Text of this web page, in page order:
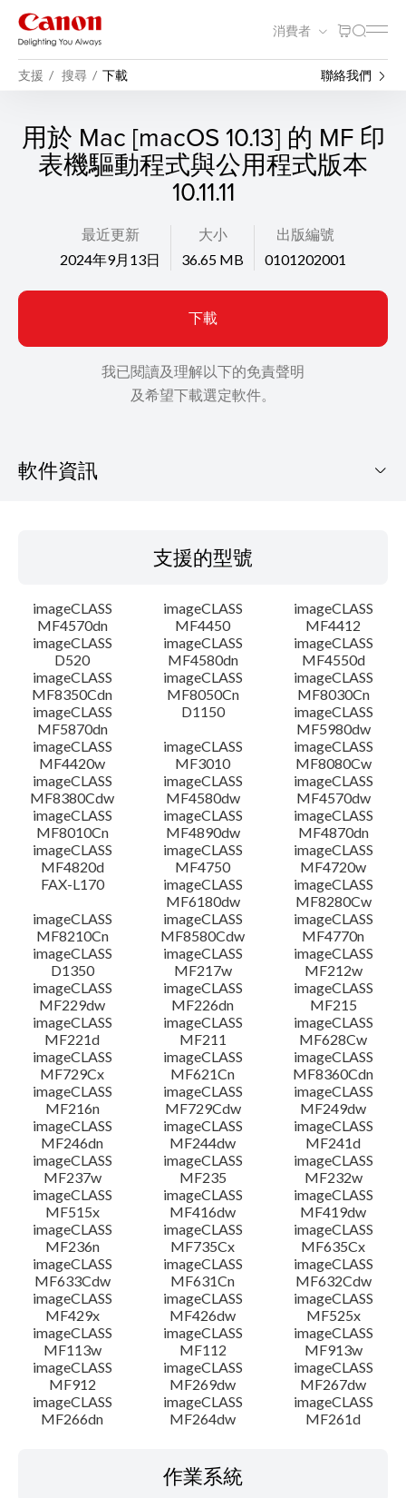
消費者
支援 搜尋 下載 聯絡我們
用於 Mac [macOS 10.13] 的 MF 印
表機驅動程式與公用程式版本
10.11.11
最近更新
2024年9月13日
大小
36.65 MB
出版編號
0101202001
下載
我已閱讀及理解以下的免責聲明
及希望下載選定軟件。
軟件資訊
語言
系統要求
設置說明
檔案資料
免責聲明
支援的型號
imageCLASS
MF4570dn
imageCLASS
MF4450
imageCLASS
MF4412
imageCLASS
D520
imageCLASS
MF4580dn
imageCLASS
MF4550d
imageCLASS
MF8350Cdn
imageCLASS
MF8050Cn
imageCLASS
MF8030Cn
imageCLASS
MF5870dn
D1150
imageCLASS
MF5980dw
imageCLASS
MF4420w
imageCLASS
MF3010
imageCLASS
MF8080Cw
imageCLASS
MF8380Cdw
imageCLASS
MF4580dw
imageCLASS
MF4570dw
imageCLASS
MF8010Cn
imageCLASS
MF4890dw
imageCLASS
MF4870dn
imageCLASS
MF4820d
imageCLASS
MF4750
imageCLASS
MF4720w
FAX-L170
imageCLASS
MF6180dw
imageCLASS
MF8280Cw
imageCLASS
MF8210Cn
imageCLASS
MF8580Cdw
imageCLASS
MF4770n
imageCLASS
D1350
imageCLASS
MF217w
imageCLASS
MF212w
imageCLASS
MF229dw
imageCLASS
MF226dn
imageCLASS
MF215
imageCLASS
MF221d
imageCLASS
MF211
imageCLASS
MF628Cw
imageCLASS
MF729Cx
imageCLASS
MF621Cn
imageCLASS
MF8360Cdn
imageCLASS
MF216n
imageCLASS
MF729Cdw
imageCLASS
MF249dw
imageCLASS
MF246dn
imageCLASS
MF244dw
imageCLASS
MF241d
imageCLASS
MF237w
imageCLASS
MF235
imageCLASS
MF232w
imageCLASS
MF515x
imageCLASS
MF416dw
imageCLASS
MF419dw
imageCLASS
MF236n
imageCLASS
MF735Cx
imageCLASS
MF635Cx
imageCLASS
MF633Cdw
imageCLASS
MF631Cn
imageCLASS
MF632Cdw
imageCLASS
MF429x
imageCLASS
MF426dw
imageCLASS
MF525x
imageCLASS
MF113w
imageCLASS
MF112
imageCLASS
MF913w
imageCLASS
MF912
imageCLASS
MF269dw
imageCLASS
MF267dw
imageCLASS
MF266dn
imageCLASS
MF264dw
imageCLASS
MF261d
作業系統